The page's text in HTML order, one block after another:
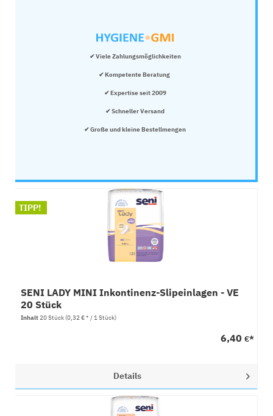
✔ Viele Zahlungsmöglichkeiten
✔ Kompetente Beratung
✔ Expertise seit 2009
✔ Schneller Versand
✔ Große und kleine Bestellmengen
TIPP!
SENI LADY MINI Inkontinenz-Slipeinlagen - VE
20 Stück
Inhalt20 Stück(0,32 € * / 1 Stück)
6,40 €*
Details